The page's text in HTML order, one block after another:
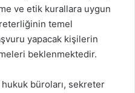
ve etik kurallara uygun
temel
yapacak kişilerin
beklenmektedir.
hukuk büroları, sekreter